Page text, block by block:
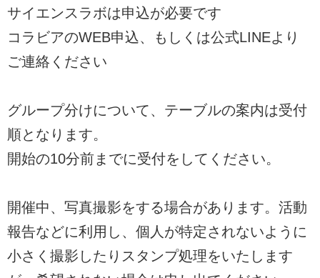
サイエンスラボは申込が必要です
コラビアのWEB申込、もしくは公式LINEより
ご連絡ください
グループ分けについて、テーブルの案内は受付
順となります。
開始の10分前までに受付をしてください。
開催中、写真撮影をする場合があります。活動
報告などに利用し、個人が特定されないように
小さく撮影したりスタンプ処理をいたします